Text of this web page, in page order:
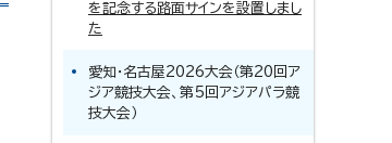
を記念する路面サインを設置しまし
た
愛知・名古屋2026大会（第20回ア
ジア競技大会、第5回アジアパラ競
技大会）